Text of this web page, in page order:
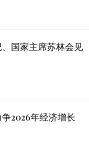
国家主席苏林会见
2026年经济增长